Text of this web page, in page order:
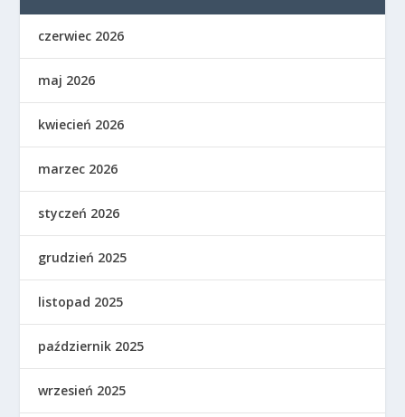
czerwiec 2026
maj 2026
kwiecień 2026
marzec 2026
styczeń 2026
grudzień 2025
listopad 2025
październik 2025
wrzesień 2025